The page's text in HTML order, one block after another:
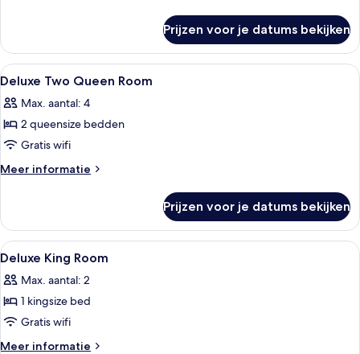
Corner
King
Room
Prijzen voor je datums bekijken
Alle
foto's
voor
Deluxe
Two
Queen
Luxe beddengoed, pillowtop-
1
Deluxe Two Queen Room
Max. aantal: 4
2 queensize bedden
Gratis wifi
Meer informatie
Meer
Two
Queen
Room
Prijzen voor je datums bekijken
Alle
foto's
voor
Deluxe
King
Room
Luxe beddengoed, pillowtop-
1
Deluxe King Room
Max. aantal: 2
1 kingsize bed
Gratis wifi
Meer informatie
Meer